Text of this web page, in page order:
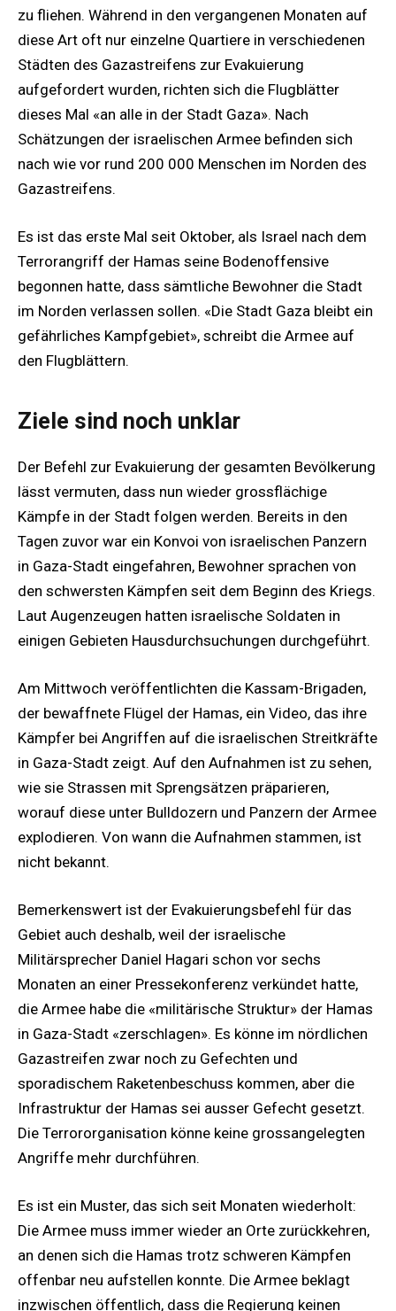
zu fliehen. Während in den vergangenen Monaten auf
diese Art oft nur einzelne Quartiere in verschiedenen
Städten des Gazastreifens zur Evakuierung
aufgefordert wurden, richten sich die Flugblätter
dieses Mal «an alle in der Stadt Gaza». Nach
Schätzungen der israelischen Armee befinden sich
nach wie vor rund 200 000 Menschen im Norden des
Gazastreifens.
Es ist das erste Mal seit Oktober, als Israel nach dem
Terrorangriff der Hamas seine Bodenoffensive
begonnen hatte, dass sämtliche Bewohner die Stadt
im Norden verlassen sollen. «Die Stadt Gaza bleibt ein
gefährliches Kampfgebiet», schreibt die Armee auf
den Flugblättern.
Ziele sind noch unklar
Der Befehl zur Evakuierung der gesamten Bevölkerung
lässt vermuten, dass nun wieder grossflächige
Kämpfe in der Stadt folgen werden. Bereits in den
Tagen zuvor war ein Konvoi von israelischen Panzern
in Gaza-Stadt eingefahren, Bewohner sprachen von
den schwersten Kämpfen seit dem Beginn des Kriegs.
Laut Augenzeugen hatten israelische Soldaten in
einigen Gebieten Hausdurchsuchungen durchgeführt.
Am Mittwoch veröffentlichten die Kassam-Brigaden,
der bewaffnete Flügel der Hamas, ein Video, das ihre
Kämpfer bei Angriffen auf die israelischen Streitkräfte
in Gaza-Stadt zeigt. Auf den Aufnahmen ist zu sehen,
wie sie Strassen mit Sprengsätzen präparieren,
worauf diese unter Bulldozern und Panzern der Armee
explodieren. Von wann die Aufnahmen stammen, ist
nicht bekannt.
Bemerkenswert ist der Evakuierungsbefehl für das
Gebiet auch deshalb, weil der israelische
Militärsprecher Daniel Hagari schon vor sechs
Monaten an einer Pressekonferenz verkündet hatte,
die Armee habe die «militärische Struktur» der Hamas
in Gaza-Stadt «zerschlagen». Es könne im nördlichen
Gazastreifen zwar noch zu Gefechten und
sporadischem Raketenbeschuss kommen, aber die
Infrastruktur der Hamas sei ausser Gefecht gesetzt.
Die Terrororganisation könne keine grossangelegten
Angriffe mehr durchführen.
Es ist ein Muster, das sich seit Monaten wiederholt:
Die Armee muss immer wieder an Orte zurückkehren,
an denen sich die Hamas trotz schweren Kämpfen
offenbar neu aufstellen konnte. Die Armee beklagt
inzwischen öffentlich, dass die Regierung keinen